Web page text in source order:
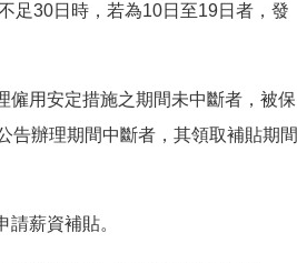
足30日時，若為10日至19日者，發
僱用安定措施之期間未中斷者，被保
告辦理期間中斷者，其領取補貼期間
薪資補貼。